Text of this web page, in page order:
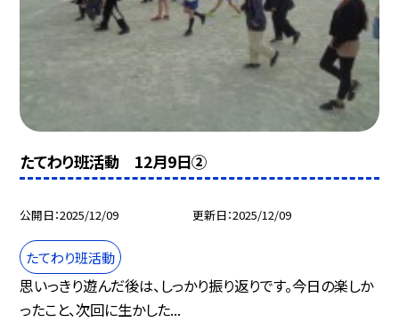
たてわり班活動 12月9日②
公開日 2025/12/09 更新日 2025/12/09
たてわり班活動
思いっきり遊んだ後は、しっかり振り返りです。今日の楽しか
ったこと、次回に生かした...